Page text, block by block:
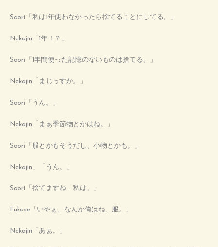
Saori「私は1年使わなかったら捨てることにしてる。」
Nakajin「1年！？」
Saori「1年間使った記憶のないものは捨てる。」
Nakajin「まじっすか。」
Saori「うん。」
Nakajin「まぁ季節物とかはね。」
Saori「服とかもそうだし、小物とかも。」
Nakajin」「うん。」
Saori「捨てますね、私は。」
Fukase「いやぁ、なんか俺はね、服。」
Nakajin「あぁ。」